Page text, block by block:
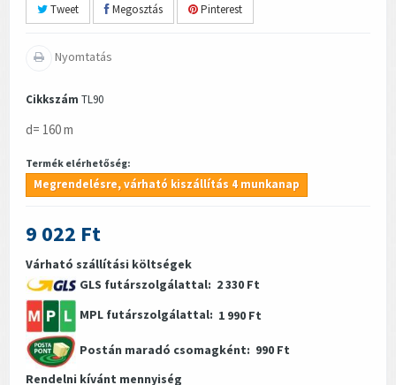
Tweet Megosztás Pinterest
Nyomtatás
Cikkszám TL90
d= 160 m
Termék elérhetőség:
Megrendelésre, várható kiszállítás 4 munkanap
9 022 Ft
Várható szállítási költségek
GLS futárszolgálattal: 2 330 Ft
MPL futárszolgálattal: 1 990 Ft
Postán maradó csomagként: 990 Ft
Rendelni kívánt mennyiség